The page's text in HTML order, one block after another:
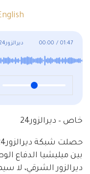
00:00 / 01:47
خاص – ديرالزور24
بين ميليشيا الدفاع
ديرالزور الشرقي، لا